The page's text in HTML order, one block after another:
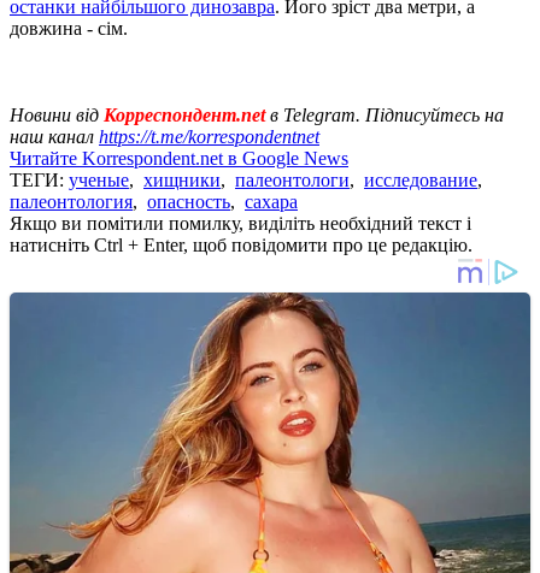
останки найбільшого динозавра. Його зріст два метри, а
довжина - сім.
Новини від Корреспондент.netв Telegram. Підписуйтесь на
наш канал https://t.me/korrespondentnet
Читайте Korrespondent.net в Google News
ТЕГИ: ученые, хищники, палеонтологи, исследование,
палеонтология, опасность, сахара
Якщо ви помітили помилку, виділіть необхідний текст і
натисніть Ctrl + Enter, щоб повідомити про це редакцію.